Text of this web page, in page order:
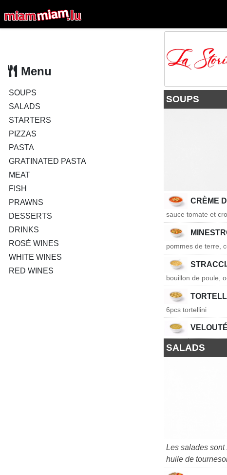
Menu
SOUPS
SALADS
STARTERS
PIZZAS
PASTA
GRATINATED PASTA
MEAT
FISH
PRAWNS
DESSERTS
DRINKS
ROSÉ WINES
WHITE WINES
RED WINES
SOUPS
CRÈME
sauce tomate et
pommes de terre,
bouillon de poule,
6pcs tortellini
SALADS
Les salades sont
huile de